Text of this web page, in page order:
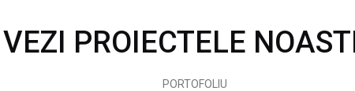
VEZI PROIECTELE
PORTOFOLIU